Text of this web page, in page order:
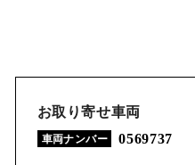
お取り寄せ車両
車両ナンバー 0569737